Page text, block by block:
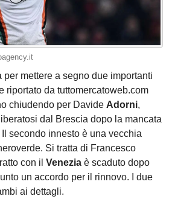
per mettere a segno due importanti
riportato da tuttomercatoweb.com
chiudendo per Davide Adorni,
dal Brescia dopo la mancata
secondo innesto è una vecchia
Si tratta di Francesco
con il Venezia è scaduto dopo
un accordo per il rinnovo. I due
ai dettagli.